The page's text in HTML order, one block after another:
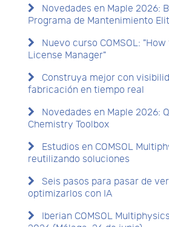
Novedades en Maple 2026:
Programa de Mantenimiento
Nuevo curso COMSOL:
License Manager"
Construya mejor con
fabricación en tiempo real
Novedades en Maple 2026:
Chemistry Toolbox
Estudios en COMSOL
reutilizando soluciones
Seis pasos para pasar de
optimizarlos con IA
Iberian COMSOL